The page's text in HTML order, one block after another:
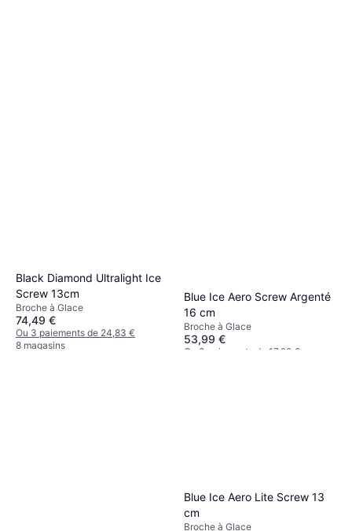
Black Diamond Ultralight Ice
Screw 13cm
Broche à Glace
74,49 €
Ou 3 paiements de 24,83 €
8 magasins
Blue Ice Aero Screw Argenté
16 cm
Broche à Glace
53,99 €
Ou 3 paiements de 17,99 €
Blue Ice Aero Lite Screw 13
cm
Broche à Glace